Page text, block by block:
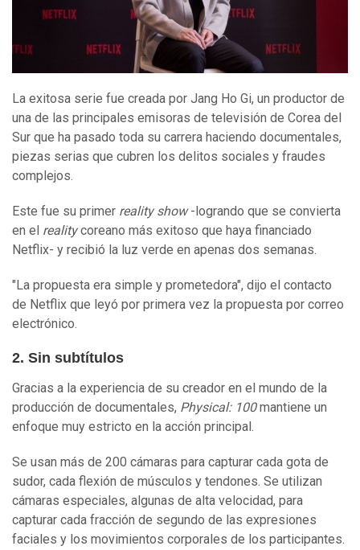
La exitosa serie fue creada por Jang Ho Gi, un productor de
una de las principales emisoras de televisión de Corea del
Sur que ha pasado toda su carrera haciendo documentales,
piezas serias que cubren los delitos sociales y fraudes
complejos.
Este fue su primer reality show-logrando que se convierta
en el realitycoreano más exitoso que haya financiado
Netflix- y recibió la luz verde en apenas dos semanas.
"La propuesta era simple y prometedora", dijo el contacto
de Netflix que leyó por primera vez la propuesta por correo
electrónico.
2. Sin subtítulos
Gracias a la experiencia de su creador en el mundo de la
producción de documentales, Physical: 100mantiene un
enfoque muy estricto en la acción principal.
Se usan más de 200 cámaras para capturar cada gota de
sudor, cada flexión de músculos y tendones. Se utilizan
cámaras especiales, algunas de alta velocidad, para
capturar cada fracción de segundo de las expresiones
faciales y los movimientos corporales de los participantes.